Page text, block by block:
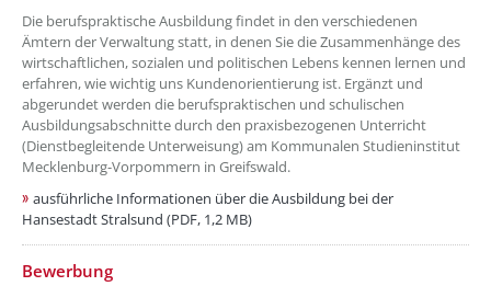
Die berufspraktische Ausbildung findet in den verschiedenen
Ämtern der Verwaltung statt, in denen Sie die Zusammenhänge des
wirtschaftlichen, sozialen und politischen Lebens kennen lernen und
erfahren, wie wichtig uns Kundenorientierung ist. Ergänzt und
abgerundet werden die berufspraktischen und schulischen
Ausbildungsabschnitte durch den praxisbezogenen Unterricht
(Dienstbegleitende Unterweisung) am Kommunalen Studieninstitut
Mecklenburg-Vorpommern in Greifswald.
ausführliche Informationen über die Ausbildung bei der
Hansestadt Stralsund (PDF, 1,2 MB)
??? absaetzeOben[4]/titel ???
Bewerbung